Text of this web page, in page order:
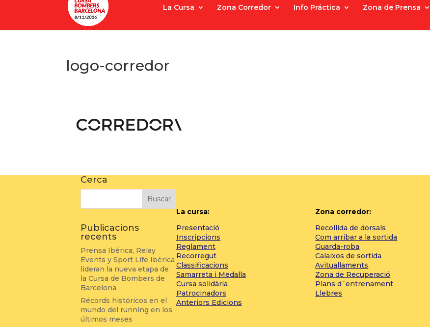
La Cursa Zona Corredor Info Práctica Zona de Prensa
logo-corredor
Cerca
Publicacions
recents
Prensa Ibérica, Relay
Events y Sport Life Ibérica
lideran la nueva etapa de
la Cursa de Bombers de
Barcelona
Récords históricos en el
mundo del running en los
últimos meses
La cursa:
Presentació
Inscripcions
Reglament
Recorregut
Classificacions
Samarreta i Medalla
Cursa solidària
Patrocinadors
Anteriors Edicions
Zona corredor:
Recollida de dorsals
Com arribar a la sortida
Guarda-roba
Calaixos de sortida
Avituallaments
Zona de Recuperació
Plans d´entrenament
Llebres